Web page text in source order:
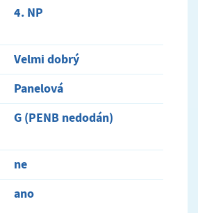
4. NP
Velmi dobrý
Panelová
G (PENB nedodán)
ne
ano